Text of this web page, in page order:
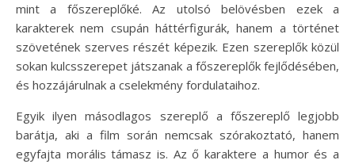
mint a főszereplőké. Az utolsó belövésben ezek a
karakterek nem csupán háttérfigurák, hanem a történet
szövetének szerves részét képezik. Ezen szereplők közül
sokan kulcsszerepet játszanak a főszereplők fejlődésében,
és hozzájárulnak a cselekmény fordulataihoz.
Egyik ilyen másodlagos szereplő a főszereplő legjobb
barátja, aki a film során nemcsak szórakoztató, hanem
egyfajta morális támasz is. Az ő karaktere a humor és a